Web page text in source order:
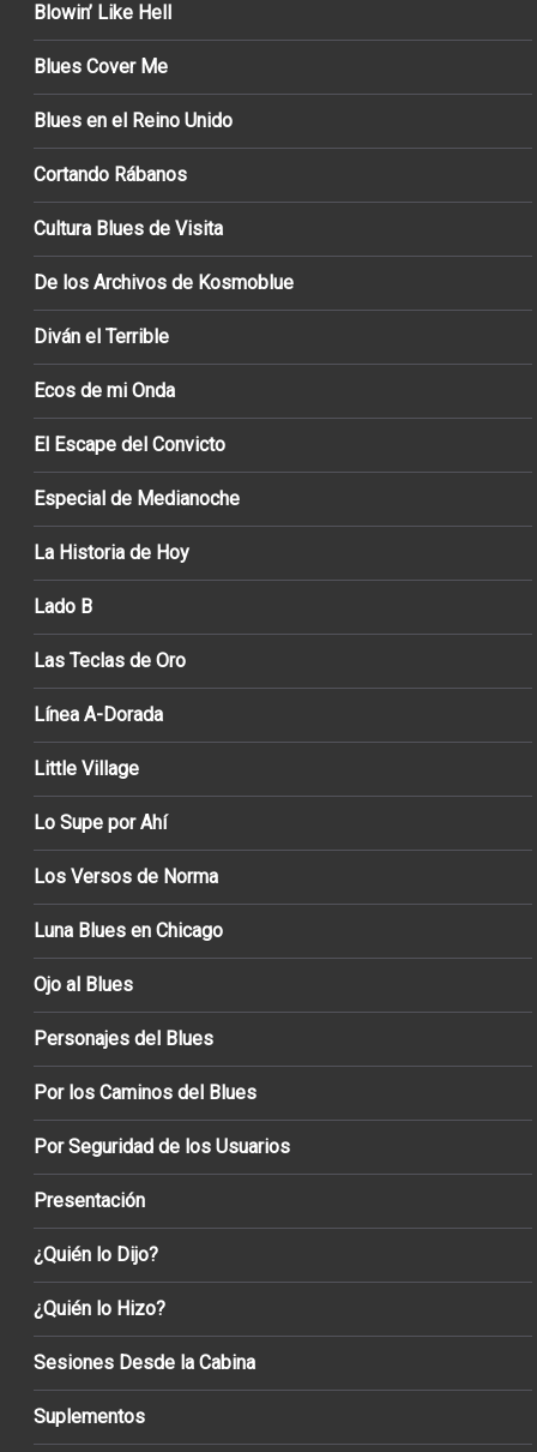
Blowin’ Like Hell
Blues Cover Me
Blues en el Reino Unido
Cortando Rábanos
Cultura Blues de Visita
De los Archivos de Kosmoblue
Diván el Terrible
Ecos de mi Onda
El Escape del Convicto
Especial de Medianoche
La Historia de Hoy
Lado B
Las Teclas de Oro
Línea A-Dorada
Little Village
Lo Supe por Ahí
Los Versos de Norma
Luna Blues en Chicago
Ojo al Blues
Personajes del Blues
Por los Caminos del Blues
Por Seguridad de los Usuarios
Presentación
¿Quién lo Dijo?
¿Quién lo Hizo?
Sesiones Desde la Cabina
Suplementos